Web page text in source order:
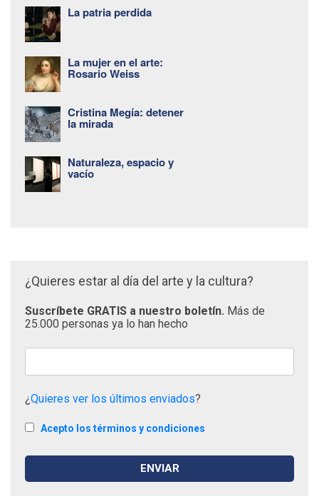
La patria perdida
La mujer en el arte:
Rosario Weiss
Cristina Megía: detener
la mirada
Naturaleza, espacio y
vacío
¿Quieres estar al día del arte y la cultura?
Suscríbete GRATIS a nuestro boletín. Más de
25.000 personas ya lo han hecho
¿Quieres ver los últimos enviados?
Acepto los términos y condiciones